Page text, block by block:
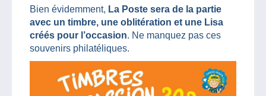
Bien évidemment, La Poste sera de la partie
avec un timbre, une oblitération et une Lisa
créés pour l’occasion. Ne manquez pas ces
souvenirs philatéliques.